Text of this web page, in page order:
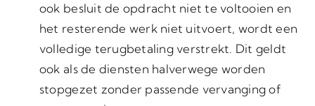
ook besluit de opdracht niet te voltooien en
het resterende werk niet uitvoert, wordt een
volledige terugbetaling verstrekt. Dit geldt
ook als de diensten halverwege worden
stopgezet zonder passende vervanging of